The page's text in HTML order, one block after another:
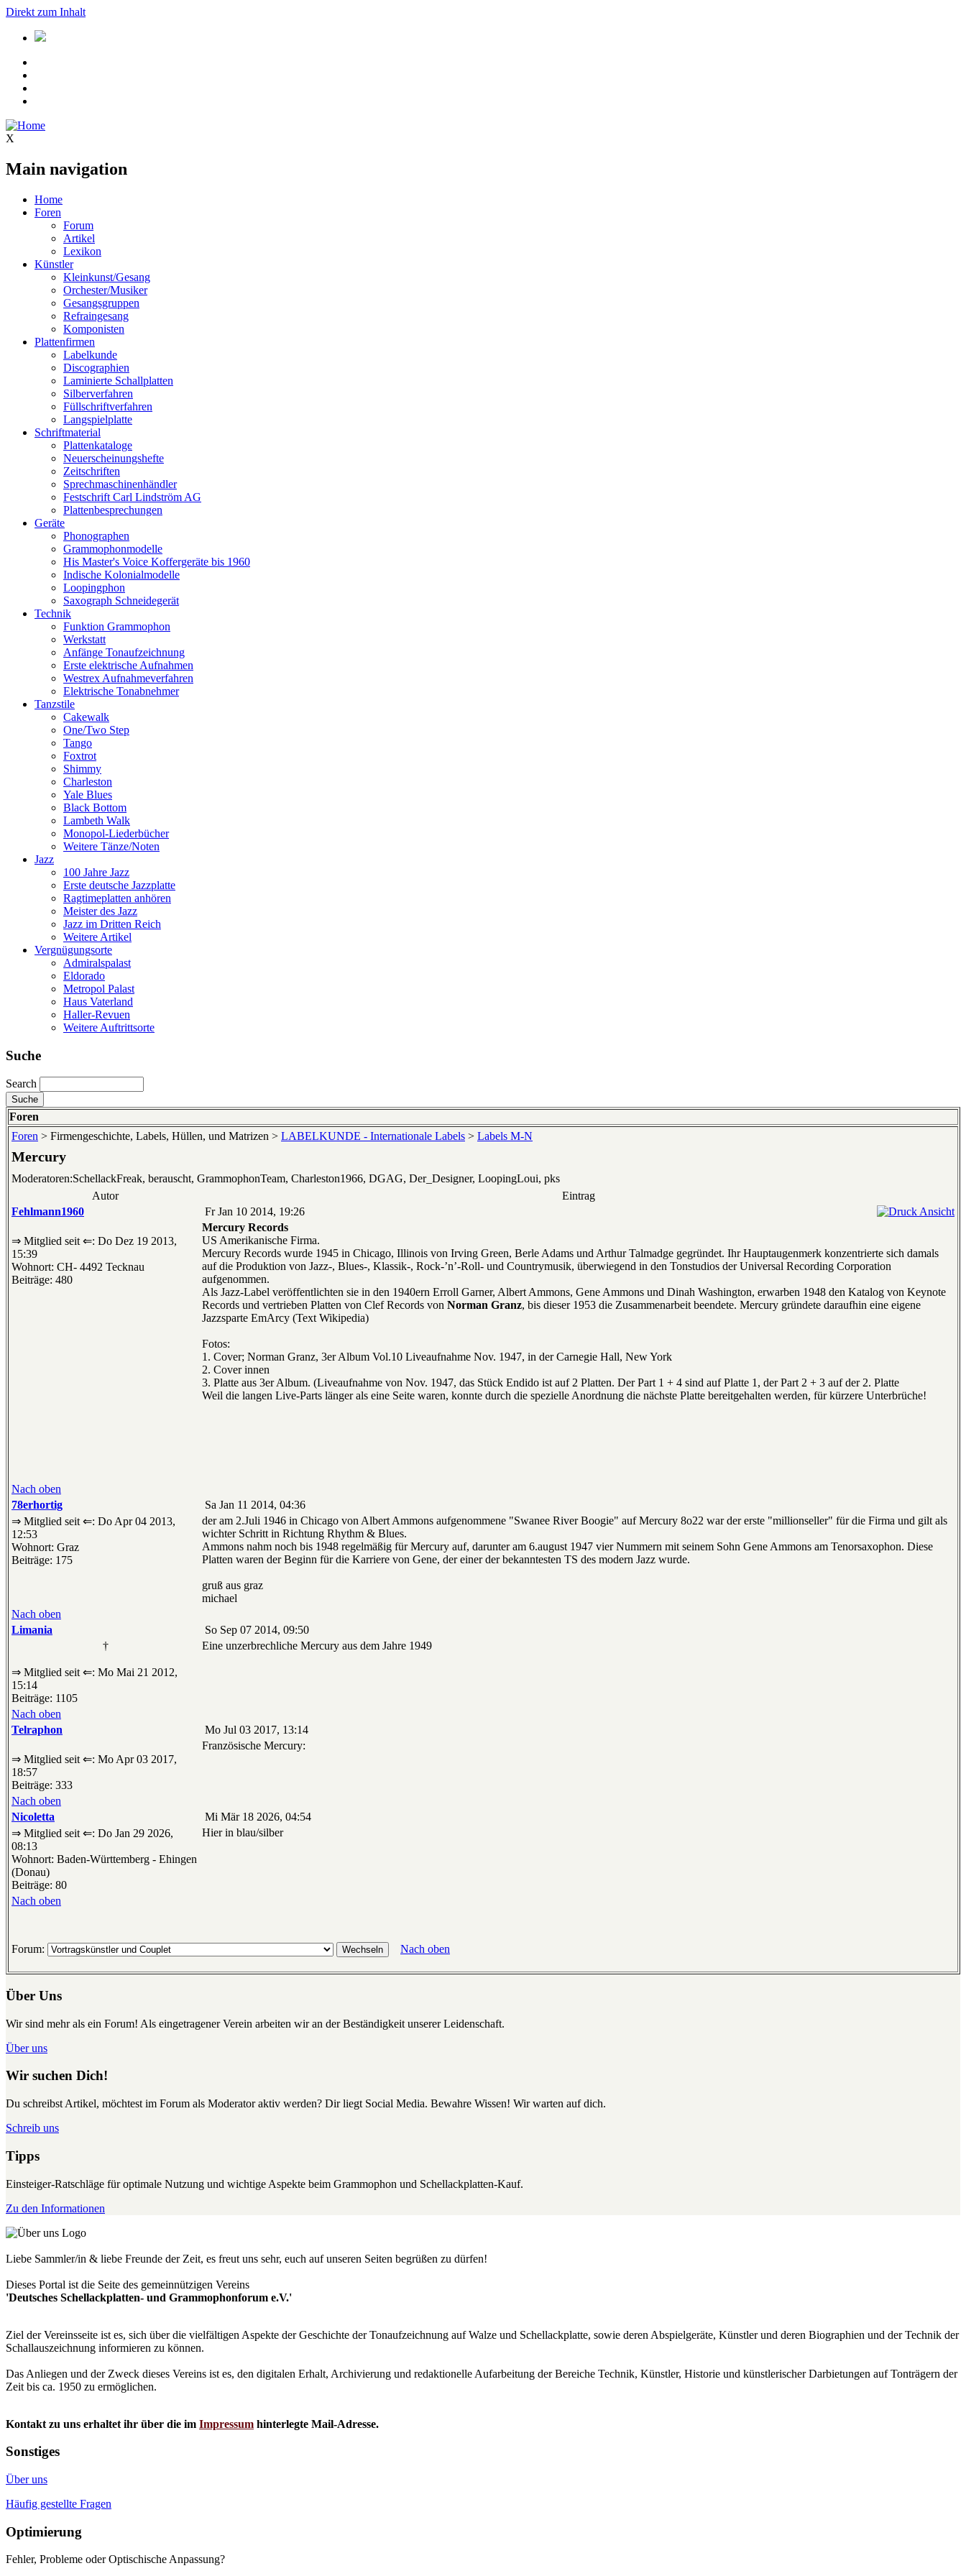
Direkt zum Inhalt
X
Main navigation
Home
Foren
Forum
Artikel
Lexikon
Künstler
Kleinkunst/Gesang
Orchester/Musiker
Gesangsgruppen
Refraingesang
Komponisten
Plattenfirmen
Labelkunde
Discographien
Laminierte Schallplatten
Silberverfahren
Füllschriftverfahren
Langspielplatte
Schriftmaterial
Plattenkataloge
Neuerscheinungshefte
Zeitschriften
Sprechmaschinenhändler
Festschrift Carl Lindström AG
Plattenbesprechungen
Geräte
Phonographen
Grammophonmodelle
His Master's Voice Koffergeräte bis 1960
Indische Kolonialmodelle
Loopingphon
Saxograph Schneidegerät
Technik
Funktion Grammophon
Werkstatt
Anfänge Tonaufzeichnung
Erste elektrische Aufnahmen
Westrex Aufnahmeverfahren
Elektrische Tonabnehmer
Tanzstile
Cakewalk
One/Two Step
Tango
Foxtrot
Shimmy
Charleston
Yale Blues
Black Bottom
Lambeth Walk
Monopol-Liederbücher
Weitere Tänze/Noten
Jazz
100 Jahre Jazz
Erste deutsche Jazzplatte
Ragtimeplatten anhören
Meister des Jazz
Jazz im Dritten Reich
Weitere Artikel
Vergnügungsorte
Admiralspalast
Eldorado
Metropol Palast
Haus Vaterland
Haller-Revuen
Weitere Auftrittsorte
Suche
Search
Foren
Foren > Firmengeschichte, Labels, Hüllen, und Matrizen > LABELKUNDE - Internationale Labels > Labels M-N
Mercury
Moderatoren:SchellackFreak, berauscht, GrammophonTeam, Charleston1966, DGAG, Der_Designer, LoopingLoui, pks
Autor
Eintrag
Fehlmann1960
Fr Jan 10 2014, 19:26
⇒ Mitglied seit ⇐: Do Dez 19 2013,
15:39
Wohnort: CH- 4492 Tecknau
Beiträge: 480
Mercury Records
US Amerikanische Firma.
Mercury Records wurde 1945 in Chicago, Illinois von Irving Green, Berle Adams und Arthur Talmadge gegründet. Ihr Hauptaugenmerk konzentrierte sich damals
auf die Produktion von Jazz-, Blues-, Klassik-, Rock-’n’-Roll- und Countrymusik, überwiegend in den Tonstudios der Universal Recording Corporation
aufgenommen.
Als Jazz-Label veröffentlichten sie in den 1940ern Erroll Garner, Albert Ammons, Gene Ammons und Dinah Washington, erwarben 1948 den Katalog von Keynote
Records und vertrieben Platten von Clef Records von Norman Granz, bis dieser 1953 die Zusammenarbeit beendete. Mercury gründete daraufhin eine eigene
Jazzsparte EmArcy (Text Wikipedia)
Fotos:
1. Cover; Norman Granz, 3er Album Vol.10 Liveaufnahme Nov. 1947, in der Carnegie Hall, New York
2. Cover innen
3. Platte aus 3er Album. (Liveaufnahme von Nov. 1947, das Stück Endido ist auf 2 Platten. Der Part 1 + 4 sind auf Platte 1, der Part 2 + 3 auf der 2. Platte
Weil die langen Live-Parts länger als eine Seite waren, konnte durch die spezielle Anordnung die nächste Platte bereitgehalten werden, für kürzere Unterbrüche!
Nach oben
78erhortig
Sa Jan 11 2014, 04:36
⇒ Mitglied seit ⇐: Do Apr 04 2013,
12:53
Wohnort: Graz
Beiträge: 175
der am 2.Juli 1946 in Chicago von Albert Ammons aufgenommene "Swanee River Boogie" auf Mercury 8o22 war der erste "millionseller" für die Firma und gilt als
wichter Schritt in Richtung Rhythm & Blues.
Ammons nahm noch bis 1948 regelmäßig für Mercury auf, darunter am 6.august 1947 vier Nummern mit seinem Sohn Gene Ammons am Tenorsaxophon. Diese
Platten waren der Beginn für die Karriere von Gene, der einer der bekanntesten TS des modern Jazz wurde.
gruß aus graz
michael
Nach oben
Limania
So Sep 07 2014, 09:50
†
⇒ Mitglied seit ⇐: Mo Mai 21 2012,
15:14
Beiträge: 1105
Eine unzerbrechliche Mercury aus dem Jahre 1949
Nach oben
Telraphon
Mo Jul 03 2017, 13:14
⇒ Mitglied seit ⇐: Mo Apr 03 2017,
18:57
Beiträge: 333
Französische Mercury:
Nach oben
Nicoletta
Mi Mär 18 2026, 04:54
⇒ Mitglied seit ⇐: Do Jan 29 2026,
08:13
Wohnort: Baden-Württemberg - Ehingen
(Donau)
Beiträge: 80
Hier in blau/silber
Nach oben
Forum: Nach oben
Über Uns
Wir sind mehr als ein Forum! Als eingetragener Verein arbeiten wir an der Beständigkeit unserer Leidenschaft.
Über uns
Wir suchen Dich!
Du schreibst Artikel, möchtest im Forum als Moderator aktiv werden? Dir liegt Social Media. Bewahre Wissen! Wir warten auf dich.
Schreib uns
Tipps
Einsteiger-Ratschläge für optimale Nutzung und wichtige Aspekte beim Grammophon und Schellackplatten-Kauf.
Zu den Informationen
Liebe Sammler/in & liebe Freunde der Zeit, es freut uns sehr, euch auf unseren Seiten begrüßen zu dürfen!
Dieses Portal ist die Seite des gemeinnützigen Vereins
'Deutsches Schellackplatten- und Grammophonforum e.V.'
Ziel der Vereinsseite ist es, sich über die vielfältigen Aspekte der Geschichte der Tonaufzeichnung auf Walze und Schellackplatte, sowie deren Abspielgeräte, Künstler und deren Biographien und der Technik der
Schallauszeichnung informieren zu können.
Das Anliegen und der Zweck dieses Vereins ist es, den digitalen Erhalt, Archivierung und redaktionelle Aufarbeitung der Bereiche Technik, Künstler, Historie und künstlerischer Darbietungen auf Tonträgern der
Zeit bis ca. 1950 zu ermöglichen.
Kontakt zu uns erhaltet ihr über die im Impressum hinterlegte Mail-Adresse.
Sonstiges
Über uns
Häufig gestellte Fragen
Optimierung
Fehler, Probleme oder Optischische Anpassung?